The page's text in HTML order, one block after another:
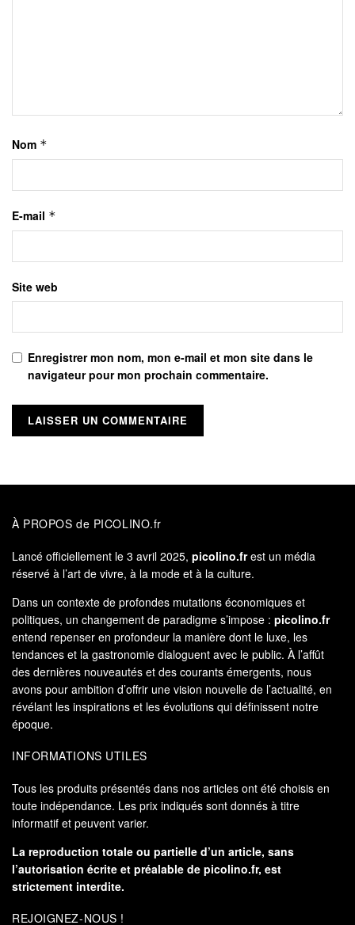
Nom *
E-mail *
Site web
Enregistrer mon nom, mon e-mail et mon site dans le
navigateur pour mon prochain commentaire.
À PROPOS de PICOLINO.fr
Lancé officiellement le 3 avril 2025, picolino.frest un média
réservé à l’art de vivre, à la mode et à la culture.
Dans un contexte de profondes mutations économiques et
politiques, un changement de paradigme s’impose : picolino.fr
entend repenser en profondeur la manière dont le luxe, les
tendances et la gastronomie dialoguent avec le public. À l’affût
des dernières nouveautés et des courants émergents, nous
avons pour ambition d’offrir une vision nouvelle de l’actualité, en
révélant les inspirations et les évolutions qui définissent notre
époque.
INFORMATIONS UTILES
Tous les produits présentés dans nos articles ont été choisis en
toute indépendance. Les prix indiqués sont donnés à titre
informatif et peuvent varier.
La reproduction totale ou partielle d’un article, sans
l’autorisation écrite et préalable de picolino.fr, est
strictement interdite.
REJOIGNEZ-NOUS !